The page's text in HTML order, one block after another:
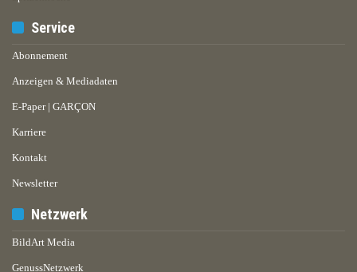
Service
Abonnement
Anzeigen & Mediadaten
E-Paper | GARÇON
Karriere
Kontakt
Newsletter
Netzwerk
BildArt Media
GenussNetzwerk